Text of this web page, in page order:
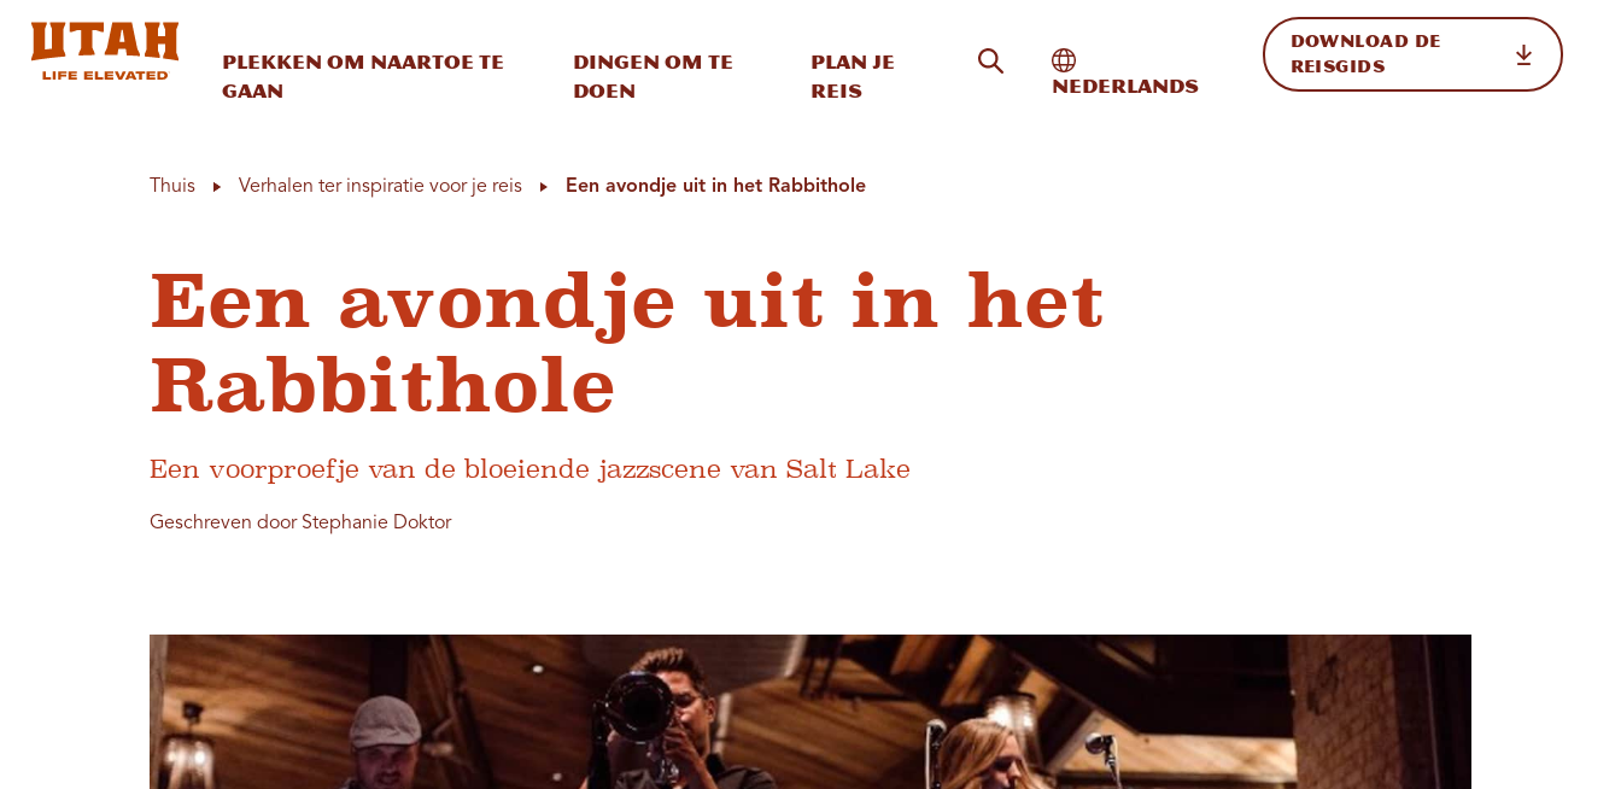
Plekken om naartoe te
gaan
Dingen om te
doen
Plan je
reis
Zoeken op de site
Internationale weergave in-/uitschakelen
Nederlands
DOWNLOAD DE
REISGIDS
Thuis Verhalen ter inspiratie voor je reis Een avondje uit in het Rabbithole
Een avondje uit in het
Rabbithole
Een voorproefje van de bloeiende jazzscene van Salt Lake
Geschreven door Stephanie Doktor